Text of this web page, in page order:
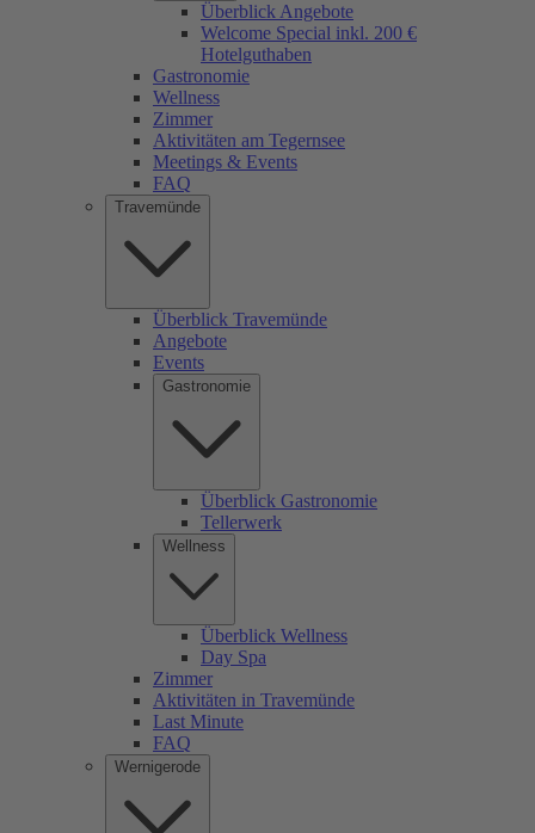
Überblick Angebote
Welcome Special inkl. 200 €
Hotelguthaben
Gastronomie
Wellness
Zimmer
Aktivitäten am Tegernsee
Meetings & Events
FAQ
Travemünde
Überblick Travemünde
Angebote
Events
Gastronomie
Überblick Gastronomie
Tellerwerk
Wellness
Überblick Wellness
Day Spa
Zimmer
Aktivitäten in Travemünde
Last Minute
FAQ
Wernigerode